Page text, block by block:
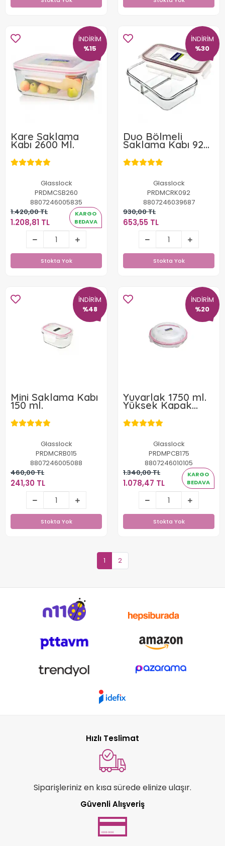
İNDİRİM
%15
Kare Saklama
Kabı 2600 Ml.
Glasslock
PRDMCSB260
8807246005835
1.420,00 TL
1.208,81 TL
KARGO
BEDAVA
1.208,81 TL
Stokta Yok
Stokta Yok
İNDİRİM
%30
Duo Bölmeli
Saklama Kabı 920
Ml.
Glasslock
PRDMCRK092
8807246039687
930,00 TL
653,55 TL
653,55 TL
Stokta Yok
Stokta Yok
İNDİRİM
%48
Mini Saklama Kabı
150 ml.
Glasslock
PRDMCRB015
8807246005088
460,00 TL
241,30 TL
241,30 TL
Stokta Yok
Stokta Yok
İNDİRİM
%20
Yuvarlak 1750 ml.
Yüksek Kapak
Saklama Kabı
Glasslock
PRDMPCB175
8807246010105
1.340,00 TL
1.078,47 TL
KARGO
BEDAVA
1.078,47 TL
Stokta Yok
Stokta Yok
1 2
Hızlı Teslimat
Siparişleriniz en kısa sürede elinize ulaşır.
Güvenli Alışveriş